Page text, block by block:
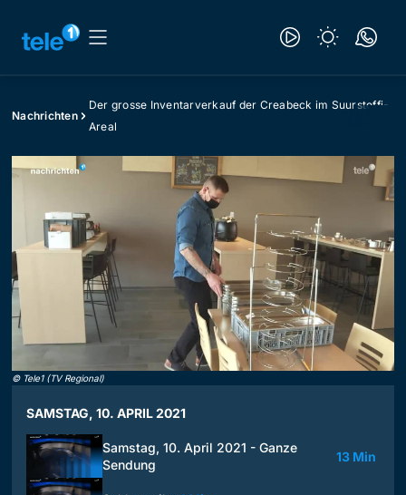
Nachrichten
Der grosse Inventarverkauf der Creabeck im Suurstoffi-
Areal
© Tele1 (TV Regional)
SAMSTAG, 10. APRIL 2021
Samstag, 10. April 2021 - Ganze
Sendung
13 Min